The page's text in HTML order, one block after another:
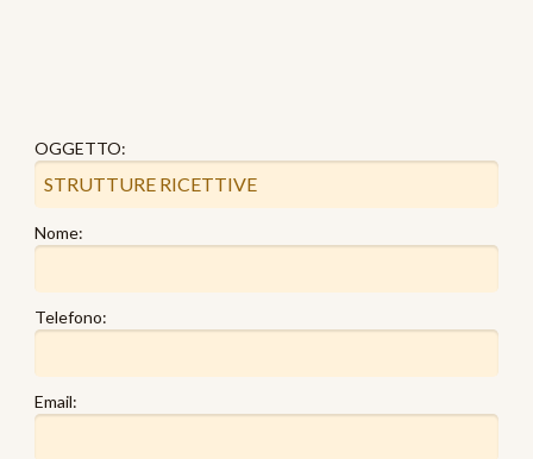
OGGETTO:
Nome:
Telefono:
Email: